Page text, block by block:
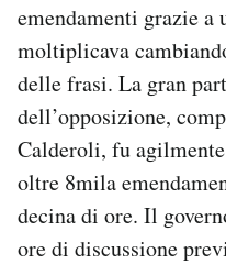
emendamenti grazie a
moltiplicava
delle frasi. La gran
dell’opposizione,
Calderoli, fu agilmente
oltre 8mila
decina di ore. Il
ore di discussione